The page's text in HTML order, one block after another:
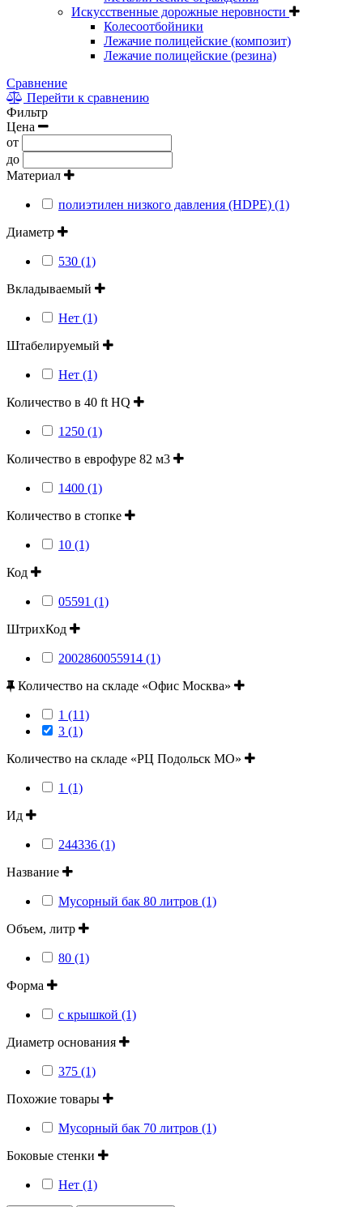
Искусственные дорожные неровности
Колесоотбойники
Лежачие полицейские (композит)
Лежачие полицейские (резина)
Сравнение
Перейти к сравнению
Фильтр
Цена
от
до
Материал
полиэтилен низкого давления (HDPE) (1)
Диаметр
530 (1)
Вкладываемый
Нет (1)
Штабелируемый
Нет (1)
Количество в 40 ft HQ
1250 (1)
Количество в еврофуре 82 м3
1400 (1)
Количество в стопке
10 (1)
Код
05591 (1)
ШтрихКод
2002860055914 (1)
Количество на складе «Офис Москва»
1 (11)
3 (1)
Количество на складе «РЦ Подольск МО»
1 (1)
Ид
244336 (1)
Название
Мусорный бак 80 литров (1)
Объем, литр
80 (1)
Форма
с крышкой (1)
Диаметр основания
375 (1)
Похожие товары
Мусорный бак 70 литров (1)
Боковые стенки
Нет (1)